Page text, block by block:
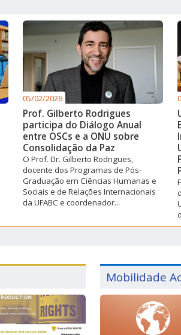
05/02/2026
Prof. Gilberto Rodrigues
participa do Diálogo Anual
entre OSCs e a ONU sobre
Consolidação da Paz
O Prof. Dr. Gilberto Rodrigues,
docente dos Programas de Pós-
Graduação em Ciências Humanas e
Sociais e de Relações Internacionais
da UFABC e coordenador...
Mobilidade